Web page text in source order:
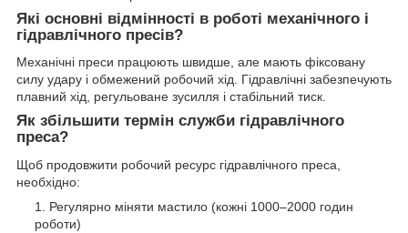
Які основні відмінності в роботі механічного і
гідравлічного пресів?
Механічні преси працюють швидше, але мають фіксовану
силу удару і обмежений робочий хід. Гідравлічні забезпечують
плавний хід, регульоване зусилля і стабільний тиск.
Як збільшити термін служби гідравлічного
преса?
Щоб продовжити робочий ресурс гідравлічного преса,
необхідно:
Регулярно міняти мастило (кожні 1000–2000 годин
роботи)